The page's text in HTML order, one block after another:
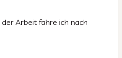
Arbeit fahre ich nach